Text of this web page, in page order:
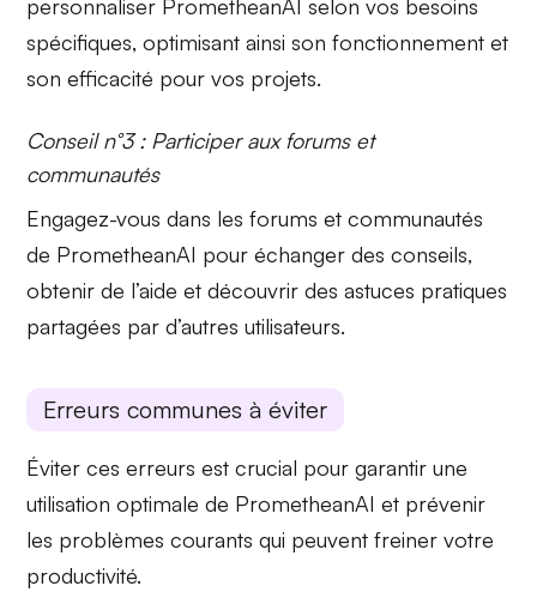
personnaliser PrometheanAI selon vos besoins
spécifiques, optimisant ainsi son fonctionnement et
son efficacité pour vos projets.
Conseil n°3 : Participer aux forums et
communautés
Engagez-vous dans lesforums et communautés
de PrometheanAI pour échanger des conseils,
obtenir de l’aide et découvrir des astuces pratiques
partagées par d’autres utilisateurs.
Erreurs communes à éviter
Éviter ces erreurs est crucial pour garantir une
utilisation optimale de PrometheanAI et prévenir
les problèmes courants qui peuvent freiner votre
productivité.